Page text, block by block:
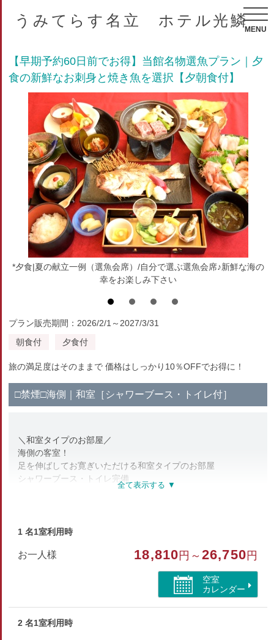
うみてらす名立 ホテル光鱗
MENU
【早期予約60日前でお得】当館名物選魚プラン｜夕
食の新鮮なお刺身と焼き魚を選択【夕朝食付】
*夕食|夏の献立一例（選魚会席）/自分で選ぶ選魚会席♪新鮮な海の
幸をお楽しみ下さい
プラン販売期間：2026/2/1～2027/3/31
朝食付
夕食付
旅の満足度はそのままで 価格はしっかり10％OFFでお得に！
□禁煙□海側｜和室［シャワーブース・トイレ付］
＼和室タイプのお部屋／
海側の客室！
足を伸ばしてお寛ぎいただける和室タイプのお部屋
シャワーブース・トイレ完備
【部屋設備・アメニティ】
ハンドタオル・バスタオル・歯ブラシ・シャンプー・リンス
部屋種別
和室
1 名1室利用時
お一人様 18,810 円～26,750 円
空室
カレンダー
2 名1室利用時